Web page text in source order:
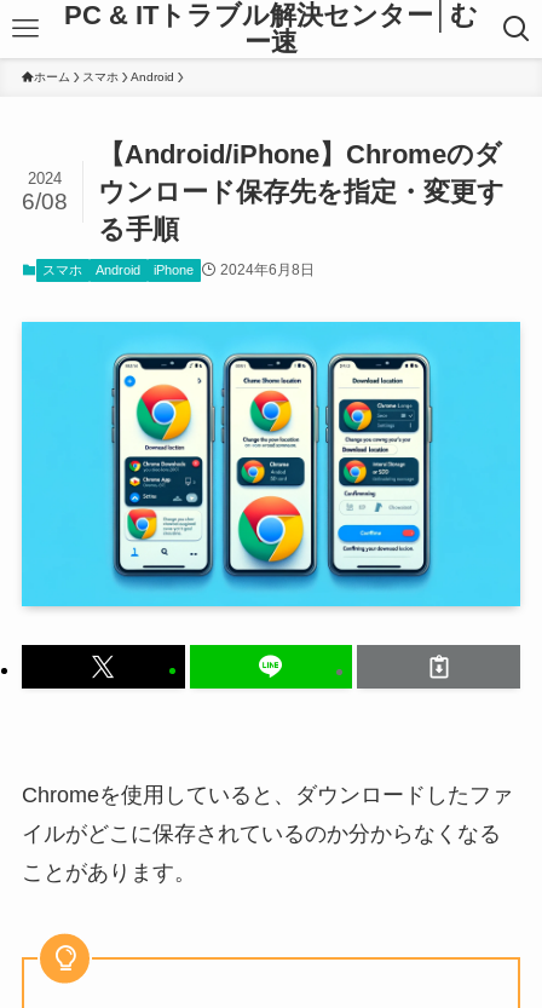
PC & ITトラブル解決センター│む
ー速
ホーム スマホ Android
【Android/iPhone】Chromeのダ
ウンロード保存先を指定・変更す
る手順
2024
6/08
スマホ Android iPhone 2024年6月8日
Chromeを使用していると、ダウンロードしたファ
イルがどこに保存されているのか分からなくなる
ことがあります。